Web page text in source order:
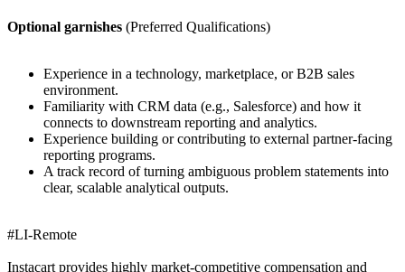
Optional garnishes (Preferred Qualifications)
Experience in a technology, marketplace, or B2B sales
environment.
Familiarity with CRM data (e.g., Salesforce) and how it
connects to downstream reporting and analytics.
Experience building or contributing to external partner-facing
reporting programs.
A track record of turning ambiguous problem statements into
clear, scalable analytical outputs.
#LI-Remote
Instacart provides highly market-competitive compensation and